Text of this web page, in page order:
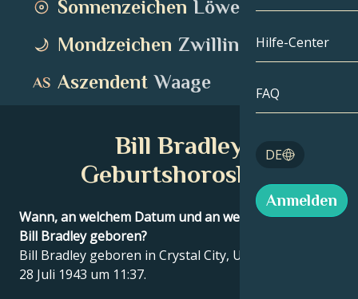
Krebs
Löwe
Jungfrau
Schütze
Tarot
Engelszahlen
Hilfe-Center
FAQ
DE
English
Anmelden
Sonnenzeichen Löwe
Mondzeichen Zwillinge
Aszendent Waage
Bill Bradley
Geburtshoroskop
Wann, an welchem Datum und an welchem Ort wurde
Bill Bradley geboren?
Bill Bradley geboren in Crystal City, United States am
28 Juli 1943 um 11:37.